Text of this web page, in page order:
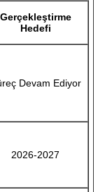
Gerçekleştirme
Hedefi
Devam Ediyor
2026-2027